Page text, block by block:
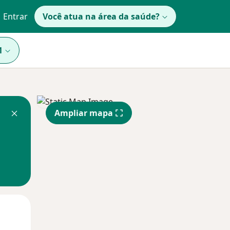
Entrar Você atua na área da saúde?
Ampliar mapa